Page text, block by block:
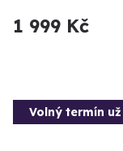
1 999 Kč
Volný termín už